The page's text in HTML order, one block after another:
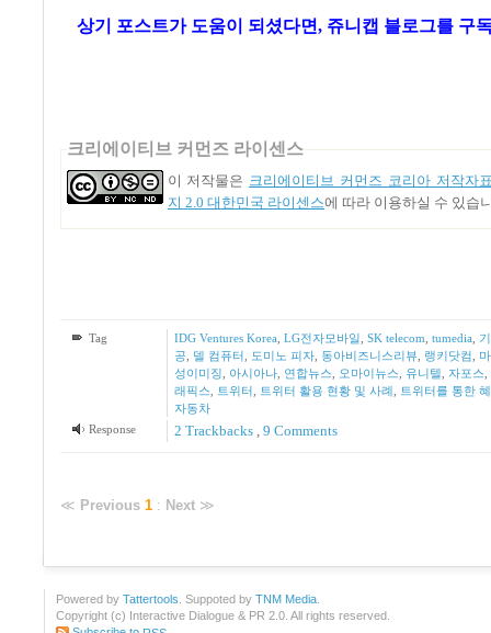
상기 포스트가 도움이 되셨다면, 쥬니캡 블로그를 구
크리에이티브 커먼즈 라이센스
이 저작물은 크리에이티브 커먼즈 코리아 저작자
지 2.0 대한민국 라이센스에 따라 이용하실 수 있습
Tag IDG Ventures Korea LG전자모바일 SK telecom tumedia
공, 델 컴퓨터 도미노 피자, 동아비즈니스리뷰, 랭키닷컴
성이미징
아시아나, 연합뉴스 오마이뉴스 유니텔 자포스
래픽스
트위터 트위터 활용 현황 및 사례
트위터를 통한
자동차
Response
2 Trackbacks , 9 Comments
≪ Previous 1 : Next ≫
Powered by Tattertools . Suppoted by TNM Media
Copyright (c) Interactive Dialogue & PR 2.0. All rights reserved.